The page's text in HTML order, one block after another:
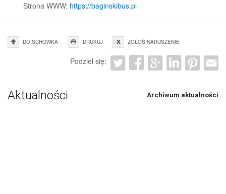
Strona WWW: https://baginskibus.pl
DO SCHOWKA DRUKUJ ZGŁOŚ NARUSZENIE
Podziel się:
Aktualności Archiwum aktualności